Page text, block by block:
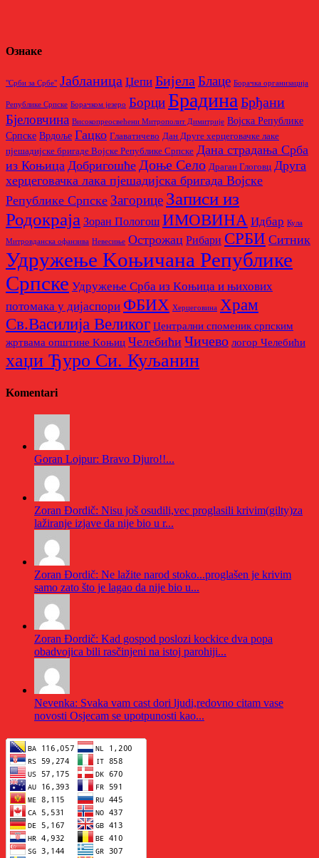
Ознаке
"Срби за Србе" Јабланица Џепи Бијела Блаце Борачкa организацијa
Републике Српске Борачком језеро Борци Брадина Брђани
Бјеловчина Високопреосвећени Митрополит Димитрије Војска Републике
Српске Врдоље Гацко Главатичево Дан Друге херцеговачке лаке
пјешадијске бригаде Војске Републике Српске Дана страдања Срба
из Коњица Добригошће Доње Село Драган Глоговц Друга
херцеговачка лака пјешадијска бригада Војске
Републике Српске Загорице Записи из
Родoкраја Зоран Пологош ИМОВИНА Идбар Кула
Митровданска офанзива Невесињe Острожац Рибари СРБИ Ситник
Удружење Kоњичана Републике
Српске Удружење Срба из Kоњица и њихових
потомака у дијаспори ФБИХ Херцеговина Храм
Св.Василија Великог Централни споменик српским
жртвама општине Kоњиц Челебићи Чичево логор Челебићи
хаџи Ђуро Си. Куљанин
Komentari
Goran Lojpur: Bravo Djuro!!...
Zoran Đordič: Nisu još osudili,vec proglasili krivim(gilty)za
lažiranje izjave da nije bio u r...
Zoran Đordič: Ne lažite narod stoko...proglašen je krivim
samo zato što je lagao da nije bio u...
Zoran Đordič: Kad gospod poslozi kockice dva popa
obadvojica bili rasčinjeni na istoj parohiji...
Nevenka: Svaka vam cast dori ljudi,redovno citam vase
novosti Osjecam se upotpunosti kao...